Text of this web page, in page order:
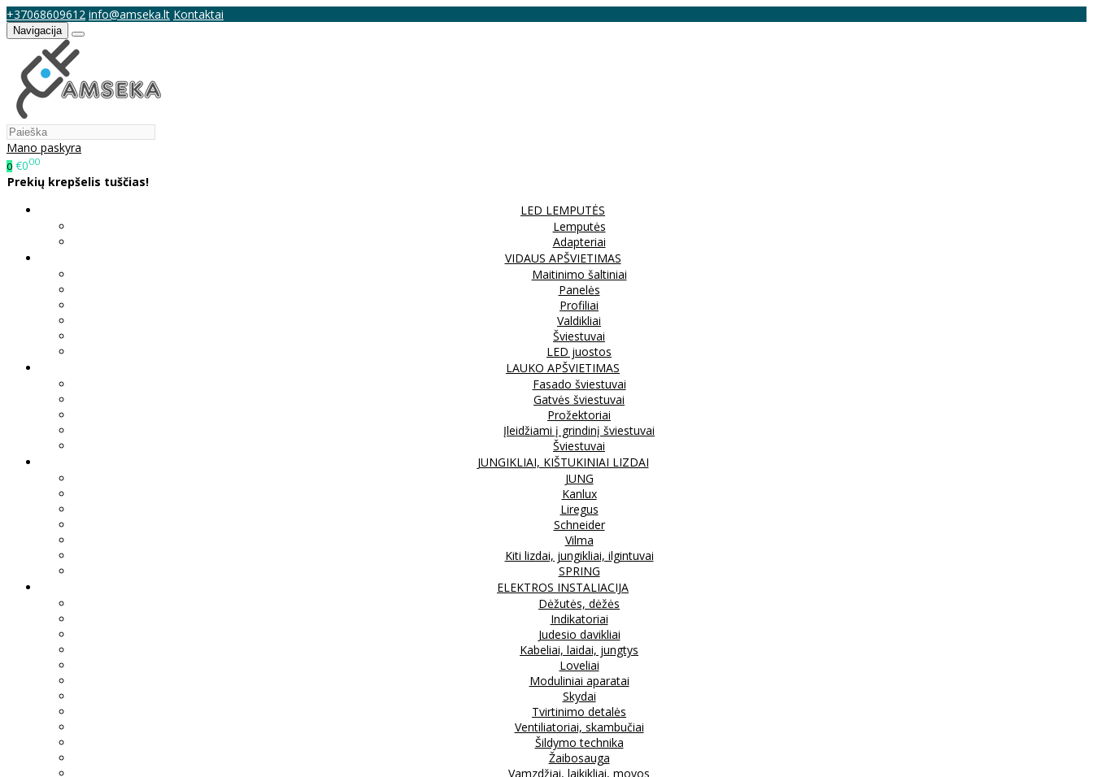
+37068609612 info@amseka.lt Kontaktai
Navigacija
Mano paskyra
0 €000
Prekių krepšelis tuščias!
LED LEMPUTĖS
Lemputės
Adapteriai
VIDAUS APŠVIETIMAS
Maitinimo šaltiniai
Panelės
Profiliai
Valdikliai
Šviestuvai
LED juostos
LAUKO APŠVIETIMAS
Fasado šviestuvai
Gatvės šviestuvai
Prožektoriai
Įleidžiami į grindinį šviestuvai
Šviestuvai
JUNGIKLIAI, KIŠTUKINIAI LIZDAI
JUNG
Kanlux
Liregus
Schneider
Vilma
Kiti lizdai, jungikliai, ilgintuvai
SPRING
ELEKTROS INSTALIACIJA
Dėžutės, dėžės
Indikatoriai
Judesio davikliai
Kabeliai, laidai, jungtys
Loveliai
Moduliniai aparatai
Skydai
Tvirtinimo detalės
Ventiliatoriai, skambučiai
Šildymo technika
Žaibosauga
Vamzdžiai, laikikliai, movos